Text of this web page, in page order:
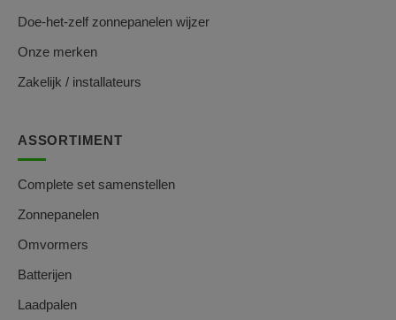
Doe-het-zelf zonnepanelen wijzer
Onze merken
Zakelijk / installateurs
ASSORTIMENT
Complete set samenstellen
Zonnepanelen
Omvormers
Batterijen
Laadpalen